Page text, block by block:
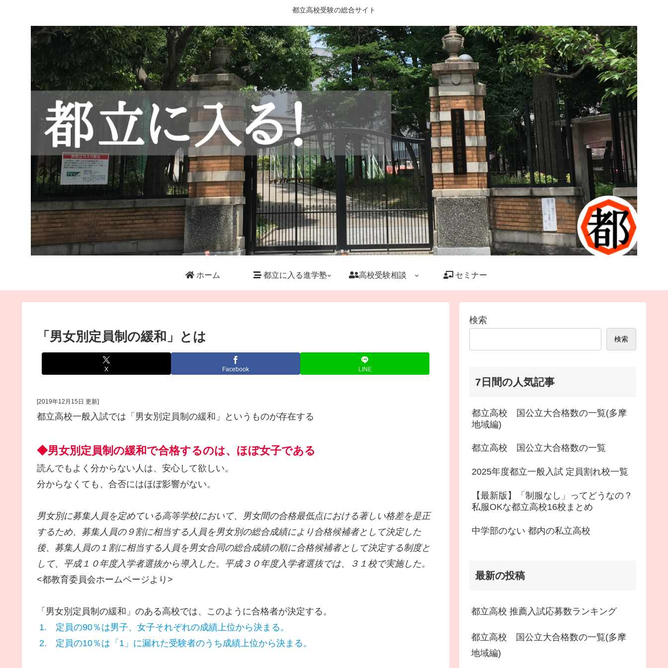
都立高校受験の総合サイト
ホーム 都立に入る進学塾 高校受験相談 セミナー
「男女別定員制の緩和」とは
X Facebook LINE
[2019年12月15日 更新]
都立高校一般入試では「男女別定員制の緩和」というものが存在する
◆男女別定員制の緩和で合格するのは、ほぼ女子である
読んでもよく分からない人は、安心して欲しい。
分からなくても、合否にはほぼ影響がない。
男女別に募集人員を定めている高等学校において、男女間の合格最低点における著しい格差を是正
するため、募集人員の９割に相当する人員を男女別の総合成績により合格候補者として決定した
後、募集人員の１割に相当する人員を男女合同の総合成績の順に合格候補者として決定する制度と
して、平成１０年度入学者選抜から導入した。平成３０年度入学者選抜では、３１校で実施した。
<都教育委員会ホームページより>
「男女別定員制の緩和」のある高校では、このように合格者が決定する。
1. 定員の90％は男子、女子それぞれの成績上位から決まる。
2. 定員の10％は「1」に漏れた受験者のうち成績上位から決まる。
検索
検索
7日間の人気記事
都立高校 国公立大合格数の一覧(多摩
地域編)
都立高校 国公立大合格数の一覧
2025年度都立一般入試 定員割れ校一覧
【最新版】「制服なし」ってどうなの？
私服OKな都立高校16校まとめ
中学部のない 都内の私立高校
最新の投稿
都立高校 推薦入試応募数ランキング
都立高校 国公立大合格数の一覧(多摩
地域編)